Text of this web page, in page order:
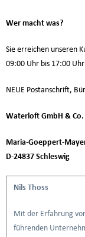
Wer macht was?
Sie erreichen unseren
09:00 Uhr bis 17:00
NEUE Postanschrift,
Waterloft GmbH & Co.
Maria-Goeppert-
D-24837 Schleswig
Nils Thoss
Mit der Erfahrung
führenden